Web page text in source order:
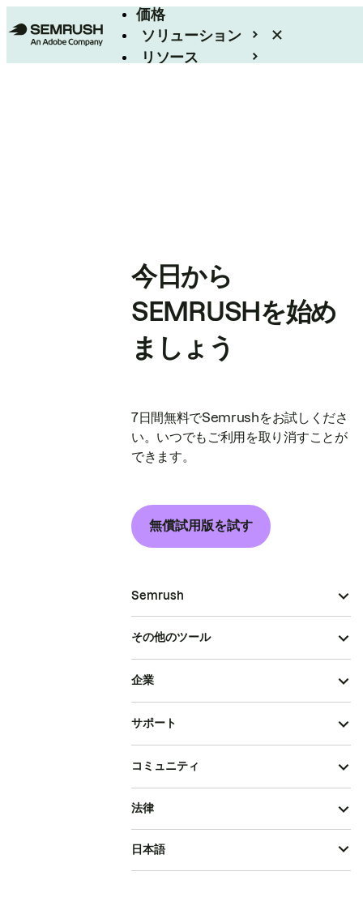
価格
ソリューション
リソース
今日から
SEMRUSHを始め
ましょう
7日間無料でSemrushをお試しくださ
い。いつでもご利用を取り消すことが
できます。
無償試用版を試す
Semrush
その他のツール
企業
サポート
コミュニティ
法律
日本語